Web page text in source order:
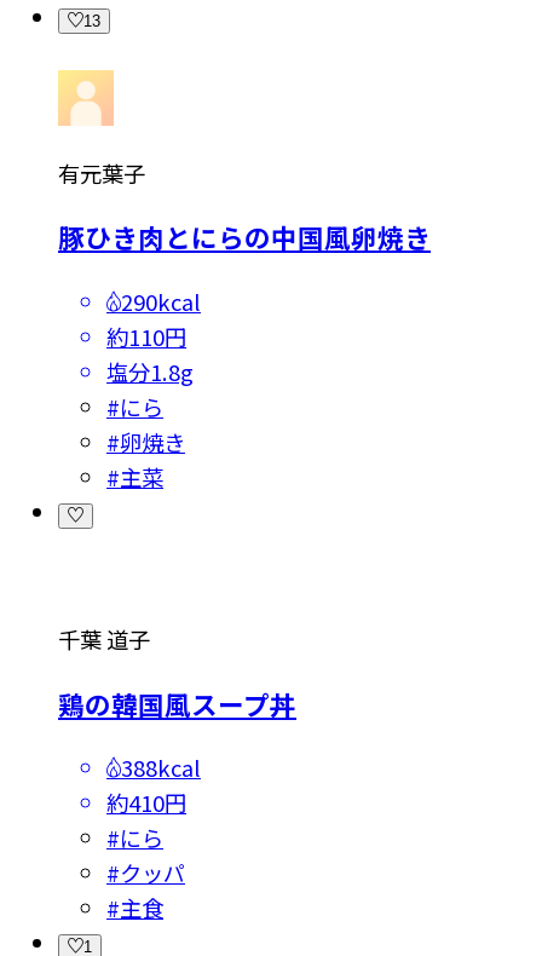
13
有元葉子
豚ひき肉とにらの中国風卵焼き
290kcal
約110円
塩分1.8g
#にら
#卵焼き
#主菜
千葉 道子
鶏の韓国風スープ丼
388kcal
約410円
#にら
#クッパ
#主食
1